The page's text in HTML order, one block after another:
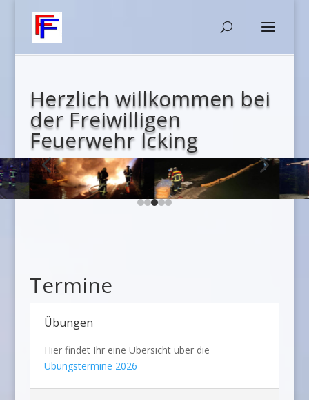
Herzlich willkommen bei
der Freiwilligen
Feuerwehr Icking
4 5
Termine
Übungen
Hier findet Ihr eine Übersicht über die
Übungstermine 2026